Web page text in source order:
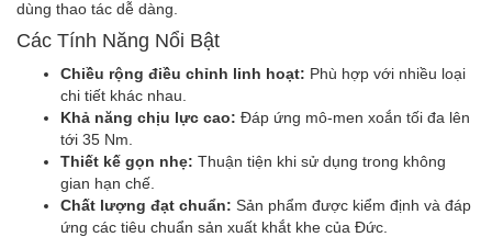
dùng thao tác dễ dàng.
Các Tính Năng Nổi Bật
Chiều rộng điều chỉnh linh hoạt: Phù hợp với nhiều loại
chi tiết khác nhau.
Khả năng chịu lực cao: Đáp ứng mô-men xoắn tối đa lên
tới 35 Nm.
Thiết kế gọn nhẹ: Thuận tiện khi sử dụng trong không
gian hạn chế.
Chất lượng đạt chuẩn: Sản phẩm được kiểm định và đáp
ứng các tiêu chuẩn sản xuất khắt khe của Đức.